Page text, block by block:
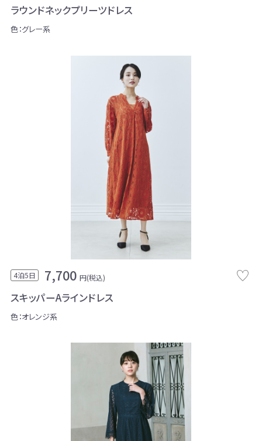
ラウンドネックプリーツドレス
色：グレー系
4泊5日 7,700 円(税込)
スキッパーAラインドレス
色：オレンジ系